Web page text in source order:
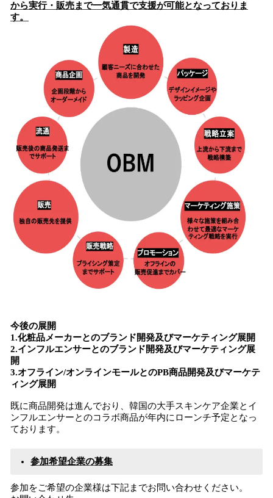
から実行・販売まで一気通貫で支援が可能となっておりま
す。
今後の展開
1.化粧品メーカーとのブランド開発及びマーケティング展開
2.インフルエンサーとのブランド開発及びマーケティング展
開
3.オフライン/オンラインモールとのPB商品開発及びマーケテ
ィング展開
既に商品開発は進んでおり、韓国の大手スキンケア企業とイ
ンフルエンサーとのコラボ商品が年内にローンチ予定となっ
ております。
参加希望企業の募集
参加をご希望の企業様は下記までお問い合わせください。